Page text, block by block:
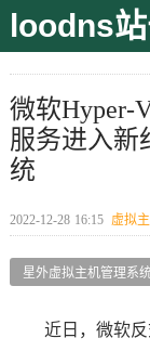
loodns
微软Hyper-
服务进入新
统
2022-12-28 16:15 虚拟
星外虚拟主机管理系
近日，微软反式